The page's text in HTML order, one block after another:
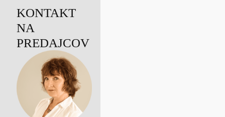
KONTAKT
NA
PREDAJCOV